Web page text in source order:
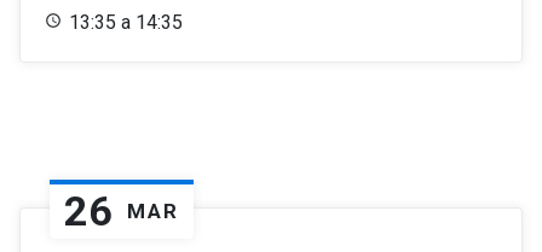
13:35 a 14:35
26 MAR